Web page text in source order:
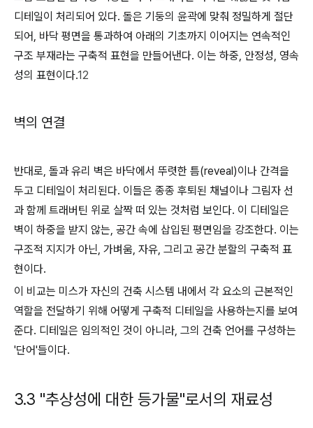
디테일이 처리되어 있다. 돌은 기둥의 윤곽에 맞춰 정밀하게 절단
되어, 바닥 평면을 통과하여 아래의 기초까지 이어지는 연속적인
구조 부재라는 구축적 표현을 만들어낸다. 이는 하중, 안정성, 영속
성의 표현이다.12
벽의 연결
반대로, 돌과 유리 벽은 바닥에서 뚜렷한 틈(reveal)이나 간격을
두고 디테일이 처리된다. 이들은 종종 후퇴된 채널이나 그림자 선
과 함께 트래버틴 위로 살짝 떠 있는 것처럼 보인다. 이 디테일은
벽이 하중을 받지 않는, 공간 속에 삽입된 평면임을 강조한다. 이는
구조적 지지가 아닌, 가벼움, 자유, 그리고 공간 분할의 구축적 표
현이다.
이 비교는 미스가 자신의 건축 시스템 내에서 각 요소의 근본적인
역할을 전달하기 위해 어떻게 구축적 디테일을 사용하는지를 보여
준다. 디테일은 임의적인 것이 아니라, 그의 건축 언어를 구성하는
'단어'들이다.
3.3 "추상성에 대한 등가물"로서의 재료성